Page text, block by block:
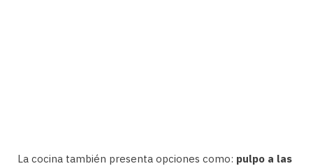
La cocina también presenta opciones como: pulpo a las